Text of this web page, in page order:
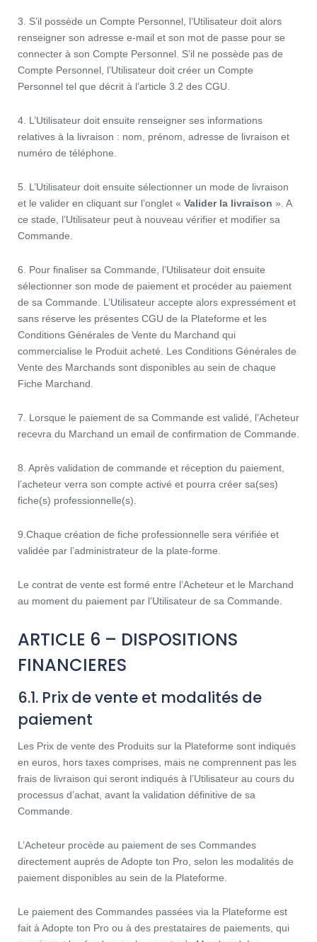
3. S’il possède un Compte Personnel, l’Utilisateur doit alors
renseigner son adresse e-mail et son mot de passe pour se
connecter à son Compte Personnel. S’il ne possède pas de
Compte Personnel, l’Utilisateur doit créer un Compte
Personnel tel que décrit à l’article 3.2 des CGU.
4. L’Utilisateur doit ensuite renseigner ses informations
relatives à la livraison : nom, prénom, adresse de livraison et
numéro de téléphone.
5. L’Utilisateur doit ensuite sélectionner un mode de livraison
et le valider en cliquant sur l’onglet « Valider la livraison ». A
ce stade, l’Utilisateur peut à nouveau vérifier et modifier sa
Commande.
6. Pour finaliser sa Commande, l’Utilisateur doit ensuite
sélectionner son mode de paiement et procéder au paiement
de sa Commande. L’Utilisateur accepte alors expressément et
sans réserve les présentes CGU de la Plateforme et les
Conditions Générales de Vente du Marchand qui
commercialise le Produit acheté. Les Conditions Générales de
Vente des Marchands sont disponibles au sein de chaque
Fiche Marchand.
7. Lorsque le paiement de sa Commande est validé, l’Acheteur
recevra du Marchand un email de confirmation de Commande.
8. Après validation de commande et réception du paiement,
l’acheteur verra son compte activé et pourra créer sa(ses)
fiche(s) professionnelle(s).
9.Chaque création de fiche professionnelle sera vérifiée et
validée par l’administrateur de la plate-forme.
Le contrat de vente est formé entre l’Acheteur et le Marchand
au moment du paiement par l’Utilisateur de sa Commande.
ARTICLE 6 – DISPOSITIONS
FINANCIERES
6.1. Prix de vente et modalités de
paiement
Les Prix de vente des Produits sur la Plateforme sont indiqués
en euros, hors taxes comprises, mais ne comprennent pas les
frais de livraison qui seront indiqués à l’Utilisateur au cours du
processus d’achat, avant la validation définitive de sa
Commande.
L’Acheteur procède au paiement de ses Commandes
directement auprès de Adopte ton Pro, selon les modalités de
paiement disponibles au sein de la Plateforme.
Le paiement des Commandes passées via la Plateforme est
fait à Adopte ton Pro ou à des prestataires de paiements, qui